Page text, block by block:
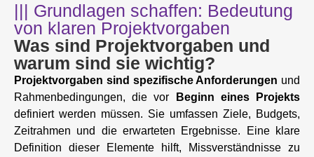
||| Grundlagen schaffen: Bedeutung
von klaren Projektvorgaben
Was sind Projektvorgaben und
warum sind sie wichtig?
Projektvorgaben sind spezifische Anforderungen und
Rahmenbedingungen, die vor
Beginn eines Projekts
definiert werden müssen. Sie umfassen Ziele, Budgets,
Zeitrahmen und die erwarteten Ergebnisse. Eine klare
Definition dieser Elemente hilft, Missverständnisse zu